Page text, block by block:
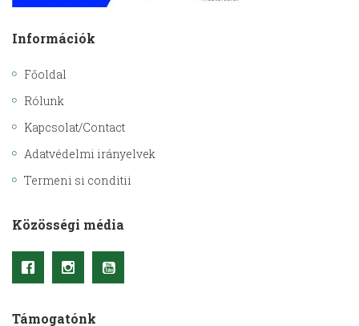
Információk
Főoldal
Rólunk
Kapcsolat/Contact
Adatvédelmi irányelvek
Termeni si conditii
Közösségi média
Támogatónk